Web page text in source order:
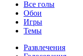
Все голы
Обои
Игры
Темы
Развлечения